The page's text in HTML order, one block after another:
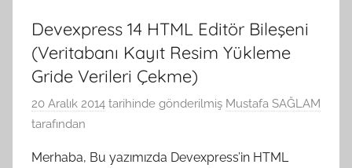
Devexpress 14 HTML Editör Bileşeni
(Veritabanı Kayıt Resim Yükleme
Gride Verileri Çekme)
20 Aralık 2014 tarihinde gönderilmiş Mustafa SAĞLAM
tarafından
Merhaba, Bu yazımızda Devexpress’in HTML